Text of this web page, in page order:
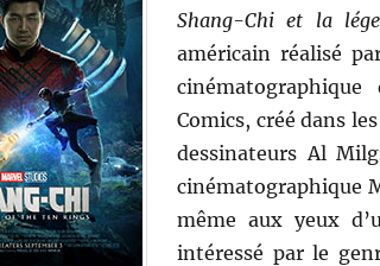
Shang-Chi et la
américain réalisé
Comics, créé dans
dessinateurs Al
cinématographique
même aux yeux
intéressé par le